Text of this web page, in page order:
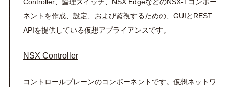
ネントを作成、設定、および監視するための、GUIとREST
APIを提供している仮想アプライアンスです。
NSX Controller
コントロールプレーンのコンポーネントです。仮想ネットワ